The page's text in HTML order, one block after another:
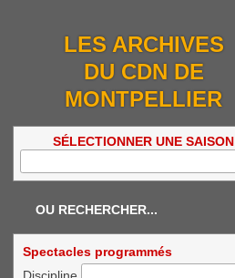
LES ARCHIVES
DU CDN DE
MONTPELLIER
SÉLECTIONNER UNE SAISON
OU RECHERCHER...
Spectacles programmés